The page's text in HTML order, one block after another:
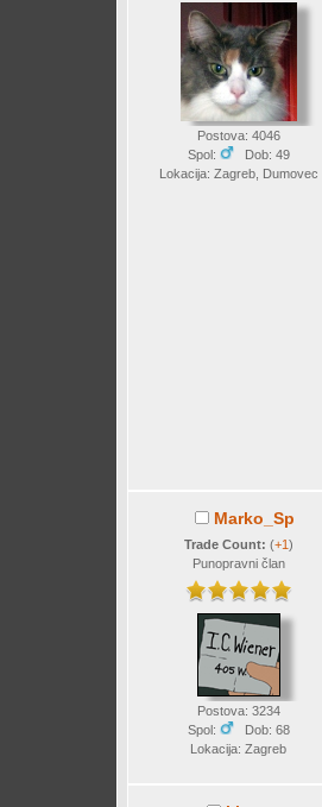
Postova: 4046
Spol:
Dob: 49
Lokacija: Zagreb, Dumovec
Marko_Sp
Trade Count: (+1)
Punopravni član
Postova: 3234
Spol:
Dob: 68
Lokacija: Zagreb